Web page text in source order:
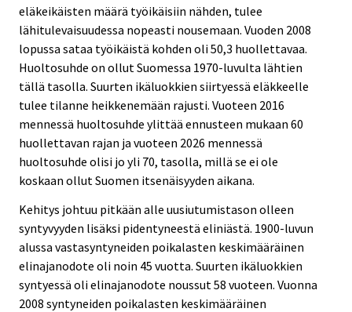
eläkeikäisten määrä työikäisiin nähden, tulee
lähitulevaisuudessa nopeasti nousemaan. Vuoden 2008
lopussa sataa työikäistä kohden oli 50,3 huollettavaa.
Huoltosuhde on ollut Suomessa 1970-luvulta lähtien
tällä tasolla. Suurten ikäluokkien siirtyessä eläkkeelle
tulee tilanne heikkenemään rajusti. Vuoteen 2016
mennessä huoltosuhde ylittää ennusteen mukaan 60
huollettavan rajan ja vuoteen 2026 mennessä
huoltosuhde olisi jo yli 70, tasolla, millä se ei ole
koskaan ollut Suomen itsenäisyyden aikana.
Kehitys johtuu pitkään alle uusiutumistason olleen
syntyvyyden lisäksi pidentyneestä eliniästä. 1900-luvun
alussa vastasyntyneiden poikalasten keskimääräinen
elinajanodote oli noin 45 vuotta. Suurten ikäluokkien
syntyessä oli elinajanodote noussut 58 vuoteen. Vuonna
2008 syntyneiden poikalasten keskimääräinen